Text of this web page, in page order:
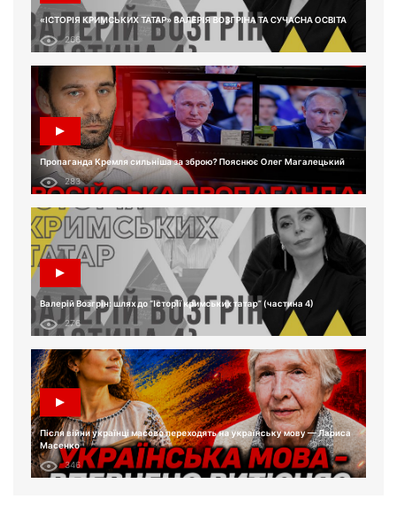
«ІСТОРІЯ КРИМСЬКИХ ТАТАР» ВАЛЕРІЯ ВОЗГРІНА ТА СУЧАСНА ОСВІТА
266
Пропаганда Кремля сильніша за зброю? Пояснює Олег Магалецький
283
Валерій Возгрін: шлях до “Історії кримських татар” (частина 4)
276
Після війни українці масово переходять на українську мову — Лариса
Масенко
346